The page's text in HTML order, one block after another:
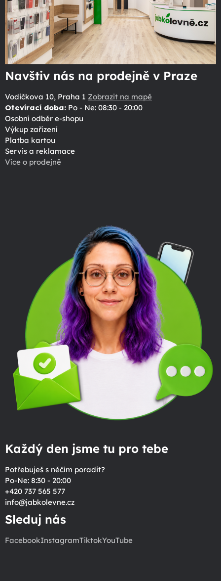
Navštiv nás na prodejně v Praze
Vodičkova 10, Praha 1 Zobrazit na mapě
Otevírací doba: Po - Ne: 08:30 - 20:00
Osobní odběr e-shopu
Výkup zařízení
Platba kartou
Servis a reklamace
Více o prodejně
Každý den jsme tu pro tebe
Potřebuješ s něčím poradit?
Po-Ne: 8:30 - 20:00
+420 737 565 577
info@jabkolevne.cz
Sleduj nás
FacebookInstagramTiktokYouTube